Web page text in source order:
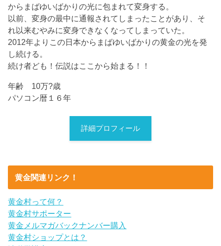
からまばゆいばかりの光に包まれて変身する。
以前、変身の最中に通報されてしまったことがあり、そ
れ以来むやみに変身できなくなってしまっていた。
2012年よりこの日本からまばゆいばかりの黄金の光を発
し続ける。
続け者ども！伝説はここから始まる！！
年齢 10万?歳
パソコン暦１６年
詳細プロフィール
黄金関連リンク！
黄金村って何？
黄金村サポーター
黄金メルマガバックナンバー購入
黄金村ショップとは？